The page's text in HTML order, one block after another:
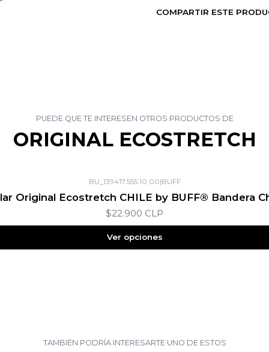
COMPARTIR ESTE
PUEDE QUE TE INTERESEN OTROS PRODUCTOS DE
ORIGINAL ECOSTRETCH
BU_139417.555.10.00|BUFF
Original Ecostretch CHILE by BUFF® Bandera
$22.900 CLP
Ver opciones
TAMBIÉN PODRÍA INTERESARTE UNO DE ESTOS